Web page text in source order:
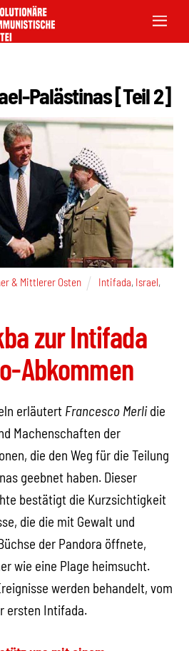
Palästinas [Teil 2]
& Mittlerer Osten Intifada, Israel,
zur Intifada
Abkommen
erläutert Francesco Merlidie
Machenschaften der
die den Weg für die Teilung
geebnet haben. Dieser
bestätigt die Kurzsichtigkeit
die die mit Gewalt und
der Pandora öffnete,
wie eine Plage heimsucht.
werden behandelt, vom
ersten Intifada.